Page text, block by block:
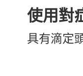
使用對
具有滴定